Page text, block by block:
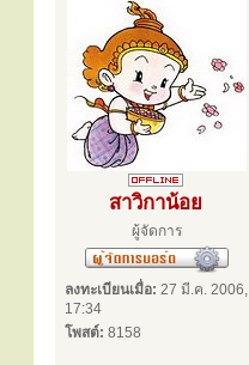
สาวิกาน้อย
ผู้จัดการ
ลงทะเบียนเมื่อ: 27 มี.ค. 2006,
17:34
โพสต์: 8158